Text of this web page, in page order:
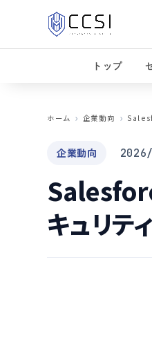
トップ
ホーム
企業動向
企業動向
キュリテ